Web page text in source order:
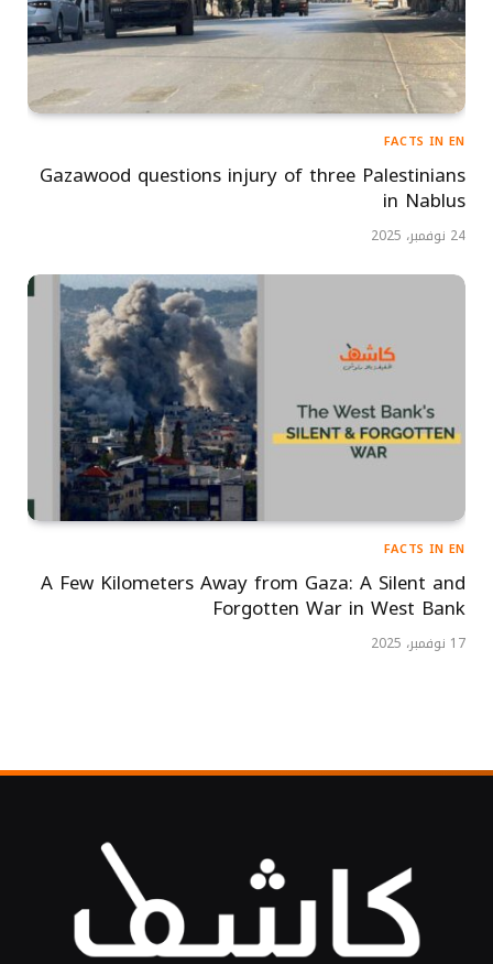
FACTS IN EN
Gazawood questions injury of three Palestinians
in Nablus
24 نوفمبر، 2025
FACTS IN EN
A Few Kilometers Away from Gaza: A Silent and
Forgotten War in West Bank
17 نوفمبر، 2025